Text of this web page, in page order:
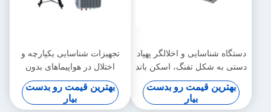
دستگاه شناسایی و اخلالگر پهپاد
دستی به شکل تفنگ، اسکن باند
فرکانسی کامل 600 مگاهرتز تا
بهترین قیمت رو بدست
بیار
تجهیزات شناسایی یکپارچه و
اختلال در هواپیماهای بدون
سرنشین ثابت 360 ° تشخیص
باند فرکانس کامل FPV انتقال
ویدیو شناسایی و ضبط انتقال
بهترین قیمت رو بدست
بیار